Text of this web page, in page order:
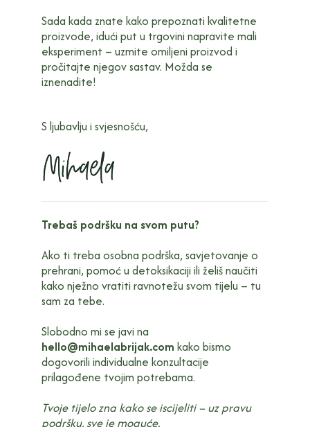
Sada kada znate kako prepoznati kvalitetne
proizvode, idući put u trgovini napravite mali
eksperiment – uzmite omiljeni proizvod i
pročitajte njegov sastav. Možda se
iznenadite!
S ljubavlju i svjesnošću,
Trebaš podršku na svom putu?
Ako ti treba osobna podrška, savjetovanje o
prehrani, pomoć u detoksikaciji ili želiš naučiti
kako nježno vratiti ravnotežu svom tijelu – tu
sam za tebe.
Slobodno mi se javi na
hello@mihaelabrijak.com kako bismo
dogovorili individualne konzultacije
prilagođene tvojim potrebama.
Tvoje tijelo zna kako se iscijeliti – uz pravu
podršku, sve je moguće.